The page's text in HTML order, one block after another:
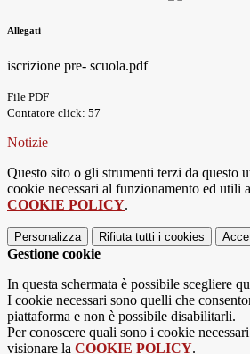
Allegati
iscrizione pre- scuola.pdf
File PDF
Contatore click: 57
Notizie
Questo sito o gli strumenti terzi da questo
cookie necessari al funzionamento ed utili
COOKIE POLICY.
Personalizza Rifiuta tutti i cookies
Gestione cookie
In questa schermata è possibile scegliere
I cookie necessari sono quelli che
piattaforma e non è possibile disabilitarli.
Per conoscere quali sono i cookie
visionare la COOKIE POLICY.